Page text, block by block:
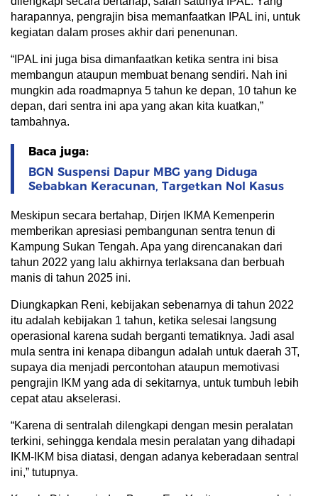
harapannya, pengrajin bisa memanfaatkan IPAL ini, untuk
kegiatan dalam proses akhir dari penenunan.
“IPAL ini juga bisa dimanfaatkan ketika sentra ini bisa
membangun ataupun membuat benang sendiri. Nah ini
mungkin ada roadmapnya 5 tahun ke depan, 10 tahun ke
depan, dari sentra ini apa yang akan kita kuatkan,”
tambahnya.
Baca juga:
BGN Suspensi Dapur MBG yang Diduga
Sebabkan Keracunan, Targetkan Nol Kasus
Meskipun secara bertahap, Dirjen IKMA Kemenperin
memberikan apresiasi pembangunan sentra tenun di
Kampung Sukan Tengah. Apa yang direncanakan dari
tahun 2022 yang lalu akhirnya terlaksana dan berbuah
manis di tahun 2025 ini.
Diungkapkan Reni, kebijakan sebenarnya di tahun 2022
itu adalah kebijakan 1 tahun, ketika selesai langsung
operasional karena sudah berganti tematiknya. Jadi asal
mula sentra ini kenapa dibangun adalah untuk daerah 3T,
supaya dia menjadi percontohan ataupun memotivasi
pengrajin IKM yang ada di sekitarnya, untuk tumbuh lebih
cepat atau akselerasi.
“Karena di sentralah dilengkapi dengan mesin peralatan
terkini, sehingga kendala mesin peralatan yang dihadapi
IKM-IKM bisa diatasi, dengan adanya keberadaan sentral
ini,” tutupnya.